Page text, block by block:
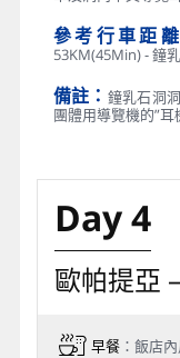
參考行車距
53KM(45Min) - 鐘
備註： 鐘乳石洞
團體用導覽機的”
Day 4
歐帕提亞
早餐：飯店